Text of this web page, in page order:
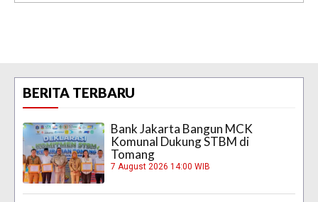
BERITA TERBARU
Bank Jakarta Bangun MCK
Komunal Dukung STBM di
Tomang
7 August 2026 14:00 WIB